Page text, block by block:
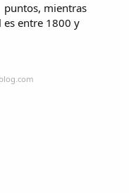
puntos, mientras
entre 1800 y